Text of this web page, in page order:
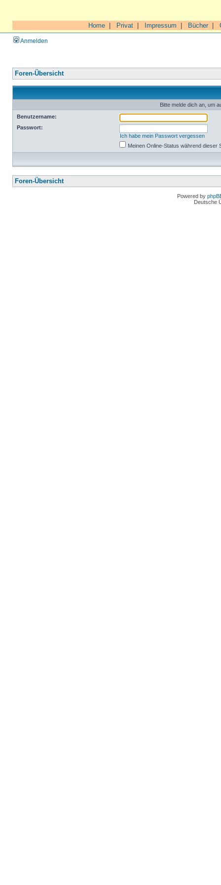
Home Privat Impressum Bücher|
Anmelden
Foren-Übersicht
Bitte melde dich an, um
Benutzername:
Passwort:
Ich habe mein Passwort vergessen
Meinen Online-Status während dieser
Foren-Übersicht
Powered by
Deutsche